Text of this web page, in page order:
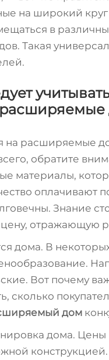
на широкий
в
Такая
на расширяемые
обратите
материалы,
оплачивают
Знание
отражающую
дома. В
Вот почему
сколько
дом
дома. Цены